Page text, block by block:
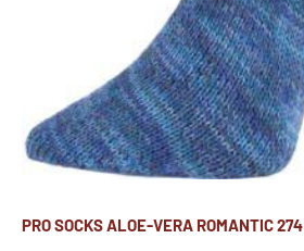
PRO SOCKS ALOE-VERA ROMANTIC 274